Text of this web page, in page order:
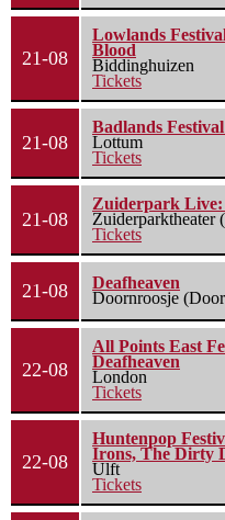
21-08
Lowlands
Blood
Biddinghuizen
Tickets
21-08
Badlands
Lottum
Tickets
21-08
Zuiderpark
Zuiderparktheater
Tickets
21-08
Deafheaven
Doornroosje
22-08
All Points East
Deafheaven
London
Tickets
22-08
Huntenpop
Irons, The Dirty
Ulft
Tickets